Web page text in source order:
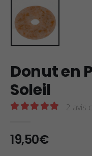
Donut en
Soleil
2 avis
19,50€